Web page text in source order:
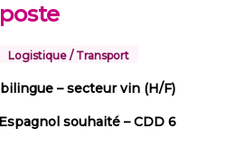
Logistique / Transport
– secteur vin (H/F)
souhaité – CDD 6